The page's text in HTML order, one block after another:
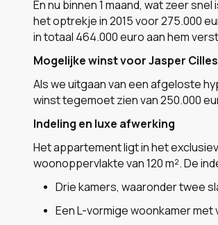
En nu binnen 1 maand, wat zeer
het optrekje in 2015 voor 275.000
in totaal 464.000 euro aan hem
Mogelijke winst voor Jasper
Als we uitgaan van een afgeloste
winst tegemoet zien van 250.000
Indeling en luxe afwerking
Het appartement ligt in het
woonoppervlakte van 120 m². De
Drie kamers, waaronder twee
Een L-vormige woonkamer